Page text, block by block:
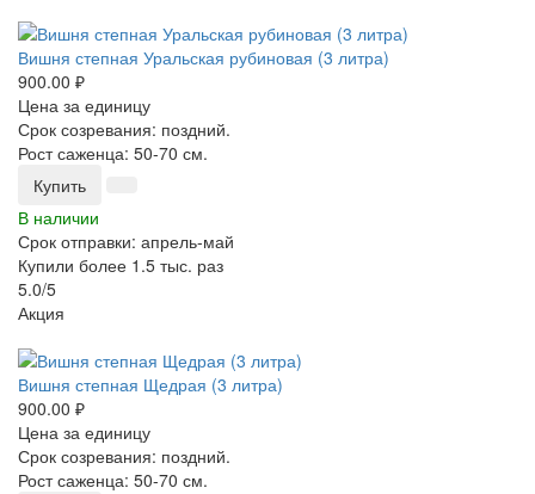
Вишня степная Уральская рубиновая (3 литра)
900.00 ₽
Цена за единицу
Срок созревания: поздний.
Рост саженца: 50-70 см.
Купить
В наличии
Срок отправки: апрель-май
Купили более 1.5 тыс. раз
5.0/5
Акция
Вишня степная Щедрая (3 литра)
900.00 ₽
Цена за единицу
Срок созревания: поздний.
Рост саженца: 50-70 см.